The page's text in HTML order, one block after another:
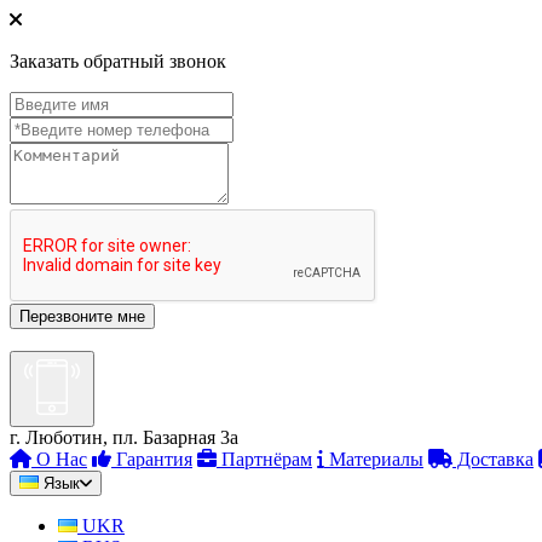
Заказать обратный звонок
г. Люботин, пл. Базарная 3а
О Нас
Гарантия Партнёрам Материалы Доставка
Язык
UKR